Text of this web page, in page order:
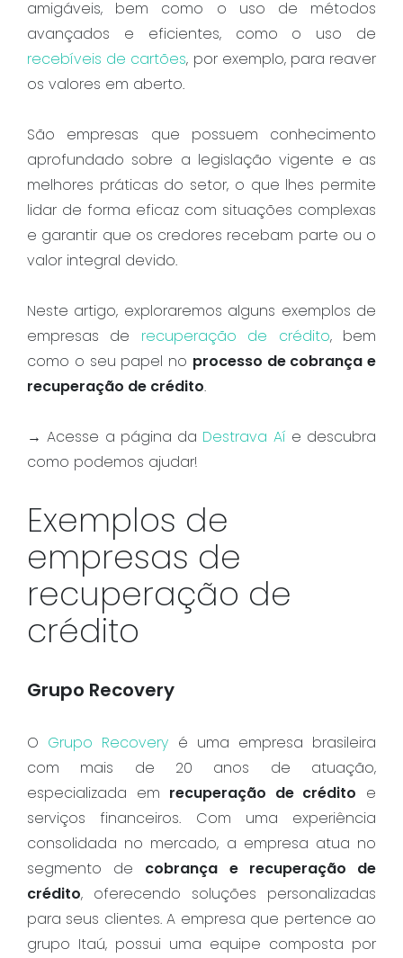
amigáveis, bem como o uso de métodos
avançados e eficientes, como o uso de
recebíveis de cartões, por exemplo, para reaver
os valores em aberto.
São empresas que possuem conhecimento
aprofundado sobre a legislação vigente e as
melhores práticas do setor, o que lhes permite
lidar de forma eficaz com situações complexas
e garantir que os credores recebam parte ou o
valor integral devido.
Neste artigo, exploraremos alguns exemplos de
empresas de recuperação de crédito, bem
como o seu papel no processo de cobrança e
recuperação de crédito.
→ Acesse a página da Destrava Aí e descubra
como podemos ajudar!
Exemplos de
empresas de
recuperação de
crédito
Grupo Recovery
O Grupo Recovery é uma empresa brasileira
com mais de 20 anos de atuação,
especializada em recuperação de crédito e
serviços financeiros. Com uma experiência
consolidada no mercado, a empresa atua no
segmento de cobrança e recuperação de
crédito, oferecendo soluções personalizadas
para seus clientes. A empresa que pertence ao
grupo Itaú, possui uma equipe composta por